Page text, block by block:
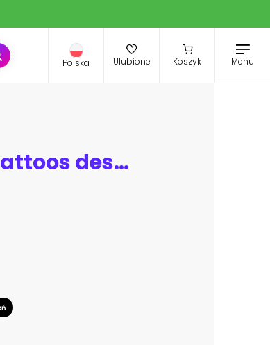
Polska Ulubione Koszyk Menu
Vintage flash tattoos designs seamless pattern